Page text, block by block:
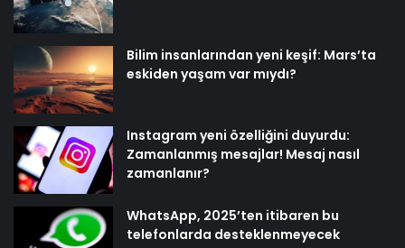
Bilim insanlarından yeni keşif: Mars’ta
eskiden yaşam var mıydı?
Instagram yeni özelliğini duyurdu:
Zamanlanmış mesajlar! Mesaj nasıl
zamanlanır?
WhatsApp, 2025’ten itibaren bu
telefonlarda desteklenmeyecek